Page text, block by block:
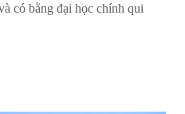
có bằng đại học chính qui